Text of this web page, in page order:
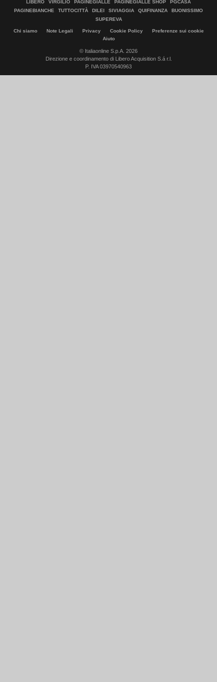
LIBERO VIRGILIO PAGINEGIALLE PAGINEGIALLE SHOP
PGCASA
PAGINEBIANCHE
TUTTOCITTÀ DILEI SIVIAGGIA QUIFINANZA
BUONISSIMO
SUPEREVA
Chi siamo Note Legali Privacy Cookie Policy
Preferenze sui cookie
Aiuto
© Italiaonline S.p.A. 2026
Direzione e coordinamento di Libero Acquisition S.á r.l.
P. IVA 03970540963